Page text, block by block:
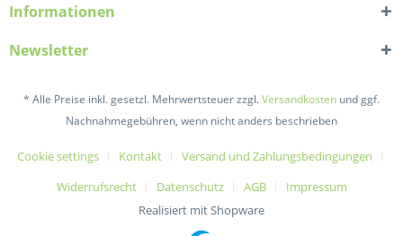
Informationen
Newsletter
* Alle Preise inkl. gesetzl. Mehrwertsteuer zzgl.Versandkosten und ggf.
Nachnahmegebühren, wenn nicht anders beschrieben
Cookie settings Kontakt
Versand und Zahlungsbedingungen
Widerrufsrecht
Datenschutz AGB
Impressum
Realisiert mit Shopware